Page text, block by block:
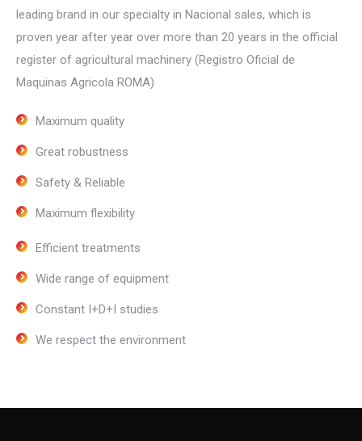
leading brand in our specialty in Nacional sales, which is
proven year after year over more than 20 years in the official
register of agricultural machinery (Registro Oficial de
Maquinas Agricola ROMA)
Maximum quality
Great robustness
Safety & Reliable
Maximum flexibility
Efficient treatments
Wide range of equipment
Constant I+D+I studies
We respect the environment